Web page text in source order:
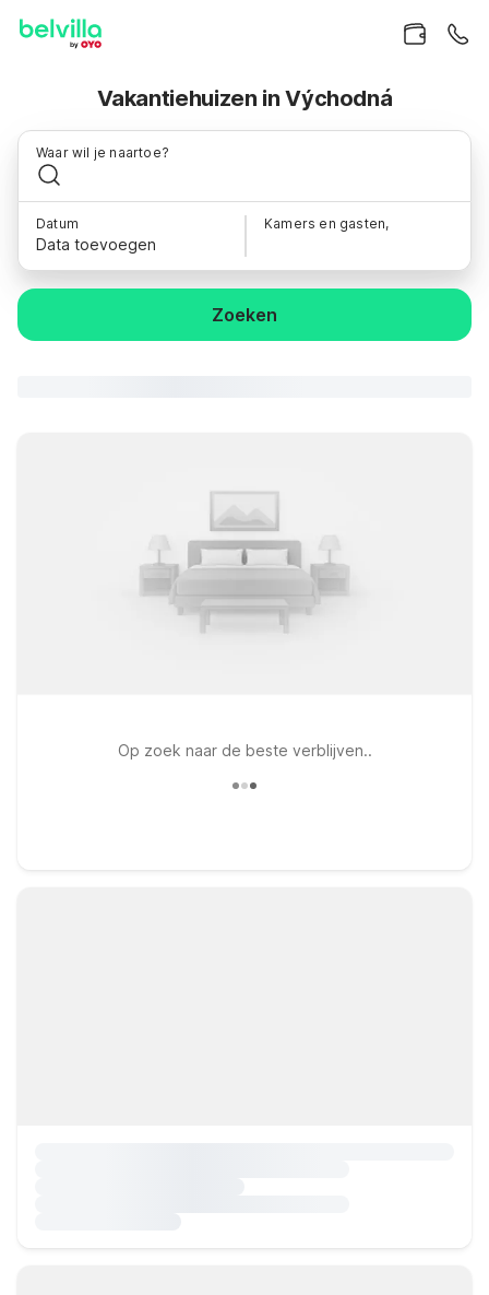
Vakantiehuizen in Východná
Waar wil je naartoe?
Datum
Data toevoegen
Kamers en gasten,
Zoeken
Op zoek naar de beste verblijven..